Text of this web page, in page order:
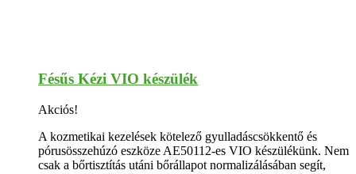
Fésűs Kézi VIO készülék
Akciós!
A kozmetikai kezelések kötelező gyulladáscsökkentő és
pórusösszehúzó eszköze AE50112-es VIO készülékünk. Nem
csak a bőrtisztítás utáni bőrállapot normalizálásában segít,